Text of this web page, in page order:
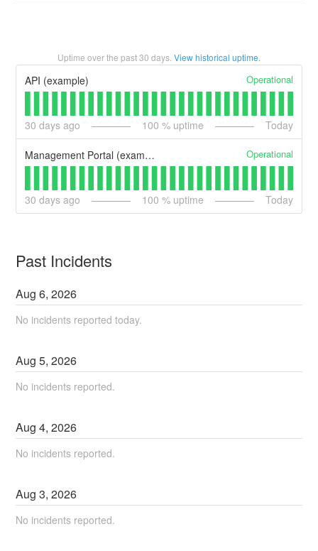
Uptime over the past30 days. View historical uptime.
API (example) Operational
30 days ago 100 % uptime Today
Management Portal (example) Operational
30 days ago 100 % uptime Today
Past Incidents
Aug6,2026
No incidents reported today.
Aug5,2026
No incidents reported.
Aug4,2026
No incidents reported.
Aug3,2026
No incidents reported.